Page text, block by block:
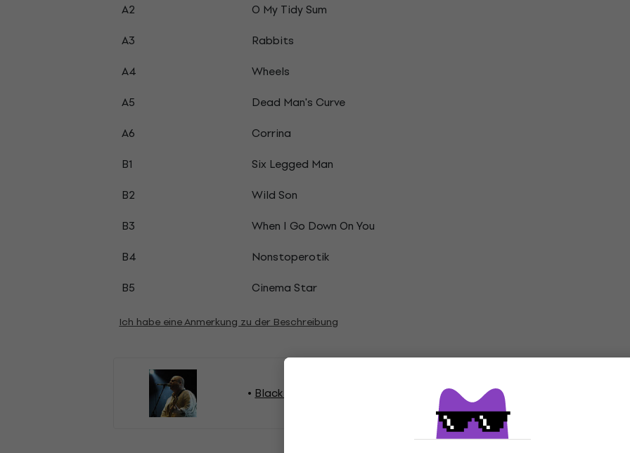
A2
O My Tidy Sum
A3
Rabbits
A4
Wheels
A5
Dead Man's Curve
A6
Corrina
B1
Six Legged Man
B2
Wild Son
B3
When I Go Down On You
B4
Nonstoperotik
B5
Cinema Star
Ich habe eine Anmerkung zu der Beschreibung
Black Francis Vinyl Schallplatten